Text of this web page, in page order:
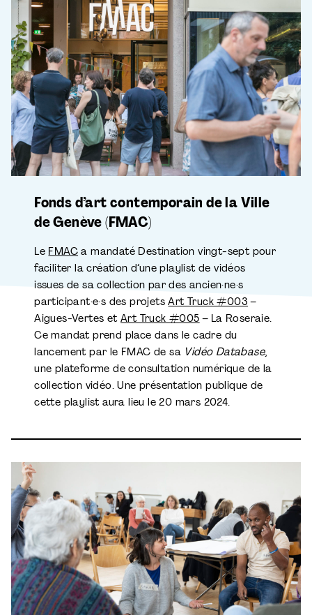
Fonds d’art contemporain de la Ville
de Genève (FMAC)
Le FMACa mandaté Destination vingt-sept pour
faciliter la création d’une playlist de vidéos
issues de sa collection par des ancien·ne·s
participant·e·s des projetsArt Truck #003–
Aigues-Vertes etArt Truck #005– La Roseraie.
Ce mandat prend place dans le cadre du
lancement par le FMAC de sa Vidéo Database,
une plateforme de consultation numérique de la
collection vidéo. Une présentation publique de
cette playlist aura lieu le 20 mars 2024.